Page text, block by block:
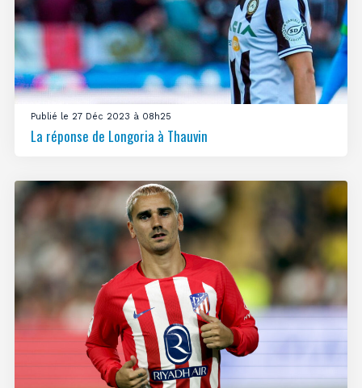
Publié le 27 Déc 2023 à 08h25
La réponse de Longoria à Thauvin